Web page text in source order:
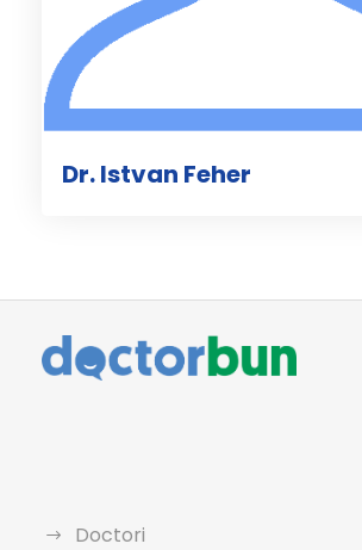
Dr. Istvan Feher
Doctori